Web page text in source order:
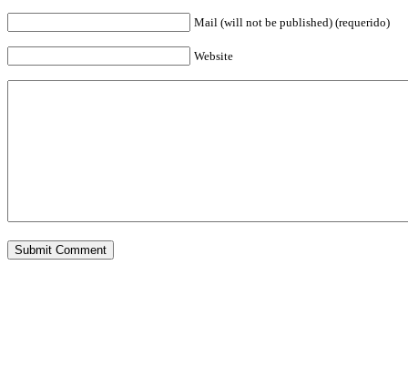
Mail (will not be published) (requerido)
Website